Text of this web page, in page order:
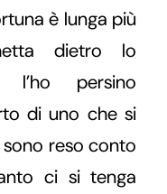
è lunga più
dietro lo
persino
di uno che si
reso conto
ci si tenga